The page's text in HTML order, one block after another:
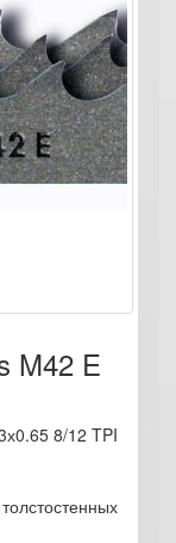
M42 E
8/12 TPI